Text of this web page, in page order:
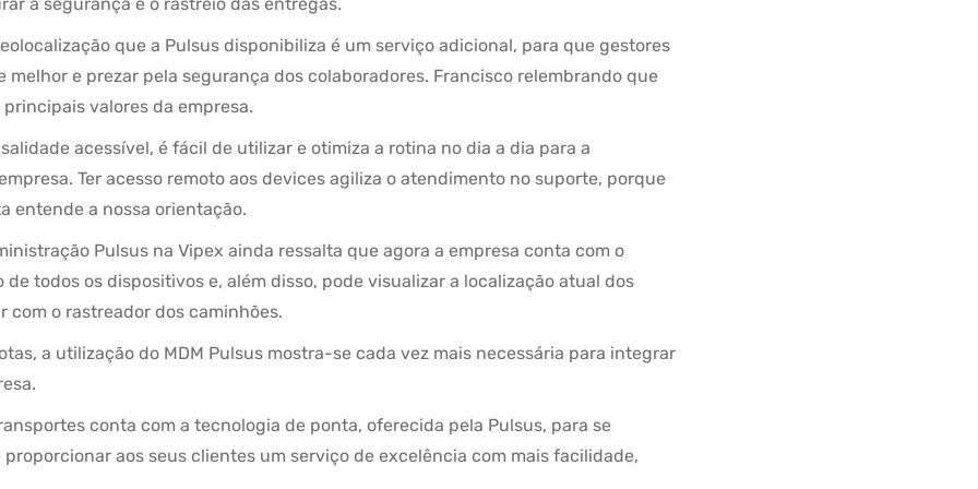
que a Pulsus disponibiliza é um serviço adicional, para que gestores
melhor e prezar pela segurança dos colaboradores. Francisco relembrando que
valores da empresa.
acessível, é fácil de utilizar e otimiza a rotina no dia a dia para a
Ter acesso remoto aos devices agiliza o atendimento no suporte, porque
entende a nossa orientação.
Pulsus na Vipex ainda ressalta que agora a empresa conta com o
todos os dispositivos e, além disso, pode visualizar a localização atual dos
com o rastreador dos caminhões.
a utilização do MDM Pulsus mostra-se cada vez mais necessária para integrar
conta com a tecnologia de ponta, oferecida pela Pulsus, para se
aos seus clientes um serviço de excelência com mais facilidade,